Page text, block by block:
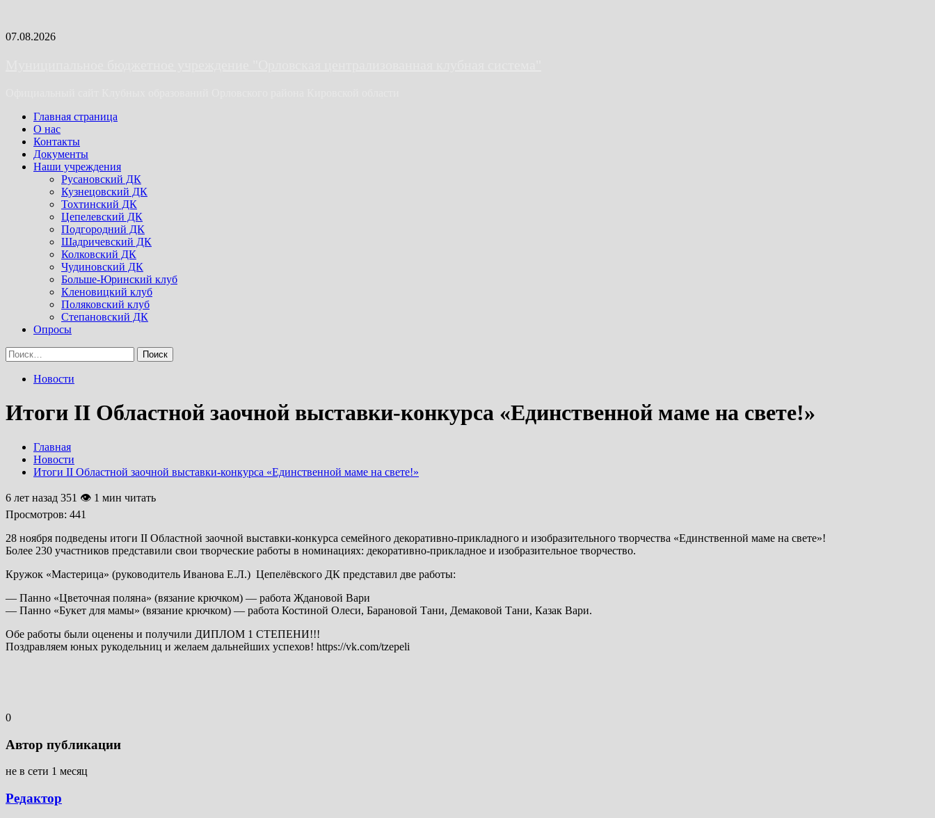
Skip
07.08.2026
Primary
Menu
Главная страница
О нас
Контакты
Документы
Наши учреждения
Русановский ДК
Кузнецовский ДК
Тохтинский ДК
Цепелевский ДК
Подгородний ДК
Шадричевский ДК
Колковский ДК
Чудиновский ДК
Больше-Юринский клуб
Кленовицкий клуб
Поляковский клуб
Степановский ДК
Опросы
Найти:
Новости
Итоги II Областной заочной выставки-конкурса «Единственной маме на свете!»
Главная
Новости
Итоги II Областной заочной выставки-конкурса «Единственной маме на свете!»
6 лет назад 351 👁 1 мин читать
Просмотров: 441
28 ноября подведены итоги II Областной заочной выставки-конкурса семейного декоративно-прикладного и изобразительного творчества «Единственной маме на свете»!
Более 230 участников представили свои творческие работы в номинациях: декоративно-прикладное и изобразительное творчество.
Кружок «Мастерица» (руководитель Иванова Е.Л.) Цепелёвского ДК представил две работы:
— Панно «Цветочная поляна» (вязание крючком) — работа Ждановой Вари
— Панно «Букет для мамы» (вязание крючком) — работа Костиной Олеси, Барановой Тани, Демаковой Тани, Казак Вари.
Обе работы были оценены и получили ДИПЛОМ 1 СТЕПЕНИ!!!
Поздравляем юных рукодельниц и желаем дальнейших успехов! https://vk.com/tzepeli
0
Автор публикации
не в сети 1 месяц
Редактор